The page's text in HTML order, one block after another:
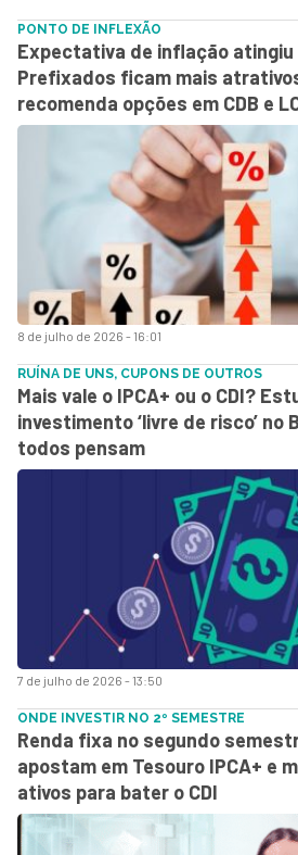
8 de julho de 2026 - 16:01
PONTO DE INFLEXÃO
Expectativa de inflação
Prefixados ficam mais
recomenda opções em CDB e
7 de julho de 2026 - 13:50
RUÍNA DE UNS, CUPONS DE OUTROS
Mais vale o IPCA+ ou o CDI?
investimento ‘livre de risco’ no
todos pensam
ONDE INVESTIR NO 2º SEMESTRE
Renda fixa no segundo
apostam em Tesouro IPCA+ e
ativos para bater o CDI